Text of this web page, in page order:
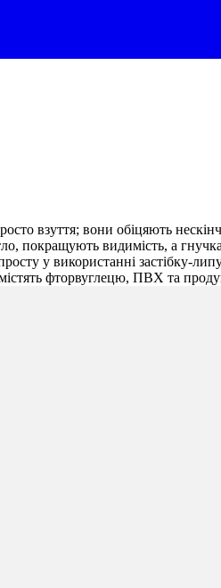
взуття; вони обіцяють
покращують видимість, а
у використанні застібку-
фторвуглецю, ПВХ та